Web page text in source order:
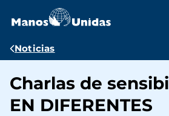
contenido
Ruta
navegación
Noticias
Charlas de
EN DIFERENTES